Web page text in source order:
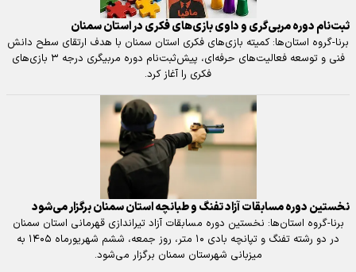
ثبت‌نام دوره مربی‌گری و داوی بازی‌های فکری در استان سمنان
برنا-گروه استان‌ها: کمیته بازی‌های فکری استان سمنان با هدف ارتقای سطح دانش
فنی و توسعه فعالیت‌های حرفه‌ای، پیش‌ثبت‌نام دوره مربیگری درجه ۳ بازی‌های
فکری را آغاز کرد.
نخستین دوره مسابقات آزاد تفنگ و طبانچه استان سمنان برگزار می‌شود
برنا-گروه استان‌ها: نخستین دوره مسابقات آزاد تیراندازی قهرمانی استان سمنان
در دو رشته تفنگ و تپانچه بادی ۱۰ متر، روز جمعه، ششم شهریورماه ۱۴۰۵ به
میزبانی شهرستان سمنان برگزار می‌شود.